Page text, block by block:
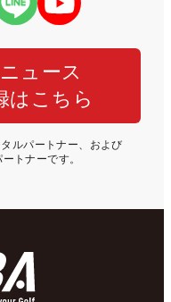
ュース
はこちら
ルパートナー、および
トナーです。